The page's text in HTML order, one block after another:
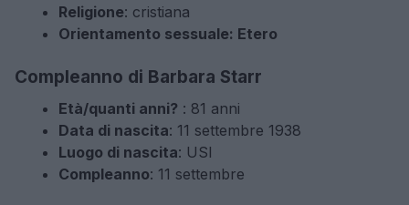
Religione: cristiana
Orientamento sessuale: Etero
Compleanno di Barbara Starr
Età/quanti anni? : 81 anni
Data di nascita: 11 settembre 1938
Luogo di nascita: USI
Compleanno: 11 settembre